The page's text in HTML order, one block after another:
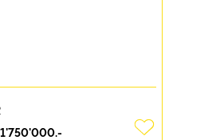
1'750'000.-